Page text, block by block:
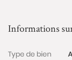
exposé sont
Informations
Type de bien